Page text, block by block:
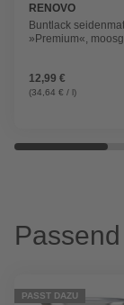
RENOVO
Buntlack
»Premium«,
12,99 €
(34,64 € / l)
PASST DAZU